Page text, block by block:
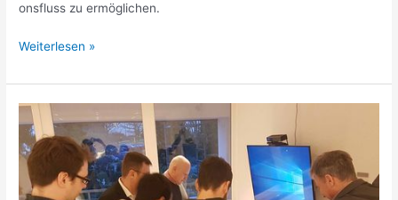
ons­fluss zu ermög­li­chen.
Weiterlesen »
„Neue
Wege
für
inno­
va­